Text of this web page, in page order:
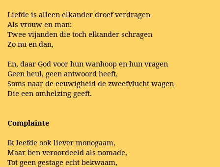
Liefde is alleen elkander droef verdragen
Als vrouw en man:
Twee vijanden die toch elkander schragen
Zo nu en dan,
En, daar God voor hun wanhoop en hun vragen
Geen heul, geen antwoord heeft,
Soms naar de eeuwigheid de zweefvlucht wagen
Die een omhelzing geeft.
Complainte
Ik leefde ook liever monogaam,
Maar ben veroordeeld als nomade,
Tot geen gestage echt bekwaam,